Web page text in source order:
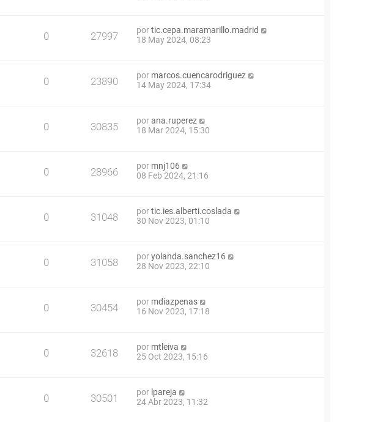
0 27997 portic.cepa.maramarillo.madrid
18 May 2024, 08:23
0 23890 por marcos.cuencarodriguez
14 May 2024, 17:34
0 30835 porana.ruperez
18 Mar 2024, 15:30
0 28966 por mnj106
08 Feb 2024, 21:16
0 31048 portic.ies.alberti.coslada
30 Nov 2023, 01:10
0 31058 poryolanda.sanchez16
28 Nov 2023, 22:10
0 30454 por mdiazpenas
16 Nov 2023, 17:18
0 32618 por mtleiva
25 Oct 2023, 15:16
0 30501 por lpareja
24 Abr 2023, 11:32